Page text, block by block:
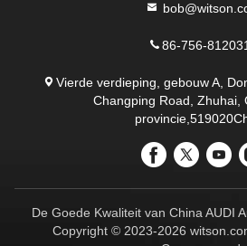
86-756-
Vierde verdieping, gebouw A,
Changping Road, Zhuhai,
De Goede Kwaliteit van China AUDI
Copyright © 2023-2026